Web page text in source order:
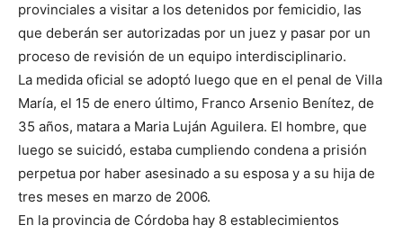
provinciales a visitar a los detenidos por femicidio, las
que deberán ser autorizadas por un juez y pasar por un
proceso de revisión de un equipo interdisciplinario.
La medida oficial se adoptó luego que en el penal de Villa
María, el 15 de enero último, Franco Arsenio Benítez, de
35 años, matara a Maria Luján Aguilera. El hombre, que
luego se suicidó, estaba cumpliendo condena a prisión
perpetua por haber asesinado a su esposa y a su hija de
tres meses en marzo de 2006.
En la provincia de Córdoba hay 8 establecimientos